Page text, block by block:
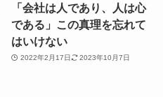
「会社は人であり、人は心
である」この真理を忘れて
はいけない
2022年2月17日 2023年10月7日